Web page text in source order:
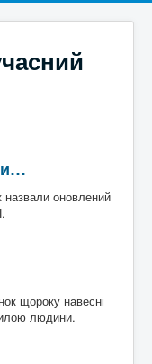
Галич
Туриз
назвали оновлений
щороку навесні
людини.